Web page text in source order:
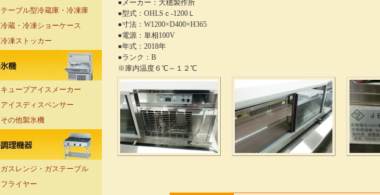
テーブル型冷蔵庫・冷凍庫
冷蔵・冷凍ショーケース
冷凍ストッカー
キューブアイスメーカー
アイスディスペンサー
その他製氷機
ガスレンジ・ガステーブル
フライヤー
●メーカー：大穂製作所
●型式：OHLSｃ-1200Ｌ
●寸法：W1200×D400×H365
●電源：単相100V
●年式：2018年
●ランク：B
※庫内温度６℃～１２℃